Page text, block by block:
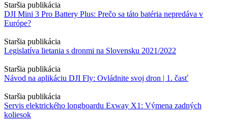
Staršia publikácia
DJI Mini 3 Pro Battery Plus: Prečo sa táto batéria nepredáva v
Európe?
Staršia publikácia
Legislatíva lietania s dronmi na Slovensku 2021/2022
Staršia publikácia
Návod na aplikáciu DJI Fly: Ovládnite svoj dron | 1. časť
Staršia publikácia
Servis elektrického longboardu Exway X1: Výmena zadných
koliesok